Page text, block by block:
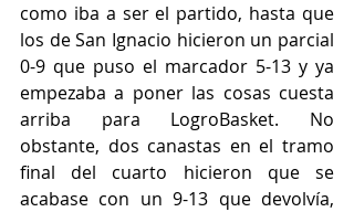
como iba a ser el partido, hasta que
los de San Ignacio hicieron un parcial
0-9 que puso el marcador 5-13 y ya
empezaba a poner las cosas cuesta
arriba para LogroBasket. No
obstante, dos canastas en el tramo
final del cuarto hicieron que se
acabase con un 9-13 que devolvía,